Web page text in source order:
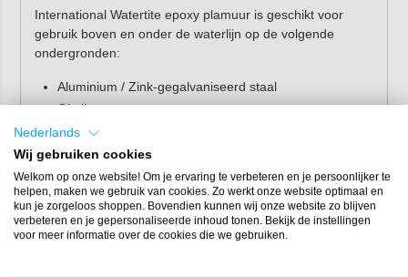
International Watertite epoxy plamuur is geschikt voor
gebruik boven en onder de waterlijn op de volgende
ondergronden:
Aluminium / Zink-gegalvaniseerd staal
Gietijzer
Polyester (gelcoat)
Lood
Staal
Hout
Eigenschappen
Nederlands
Wij gebruiken cookies
Welkom op onze website! Om je ervaring te verbeteren en je persoonlijker te
helpen, maken we gebruik van cookies. Zo werkt onze website optimaal en
kun je zorgeloos shoppen. Bovendien kunnen wij onze website zo blijven
verbeteren en je gepersonaliseerde inhoud tonen. Bekijk de instellingen
voor meer informatie over de cookies die we gebruiken.